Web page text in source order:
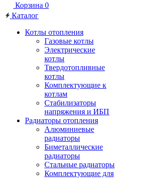
Корзина 0
Каталог
Котлы отопления
Газовые котлы
Электрические
котлы
Твердотопливные
котлы
Комплектующие к
котлам
Стабилизаторы
напряжения и ИБП
Радиаторы отопления
Алюминиевые
радиаторы
Биметаллические
радиаторы
Стальные радиаторы
Комплектующие для